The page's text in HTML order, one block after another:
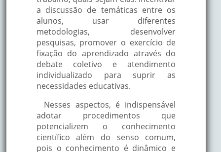
a discussão de temáticas entre os
alunos, usar diferentes
metodologias, desenvolver
pesquisas, promover o exercício de
fixação do aprendizado através do
debate coletivo e atendimento
individualizado para suprir as
necessidades educativas.
Nesses aspectos, é indispensável
adotar procedimentos que
potencializem o conhecimento
científico além do senso comum,
pois o conhecimento é dinâmico e